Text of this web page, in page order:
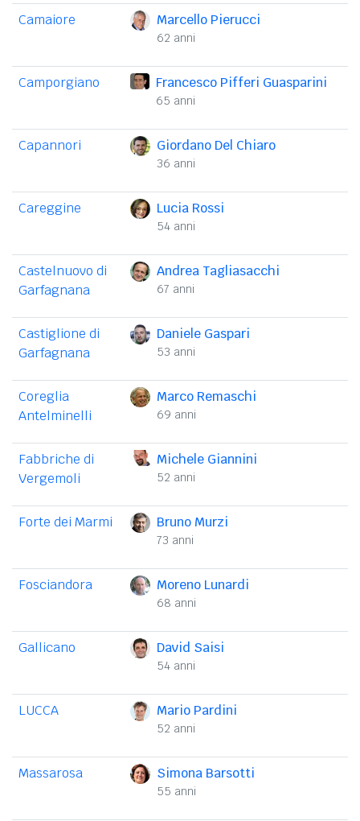
Camaiore Marcello Pierucci
62 anni
Camporgiano Francesco Pifferi Guasparini
65 anni
Capannori Giordano Del Chiaro
36 anni
Careggine Lucia Rossi
54 anni
Castelnuovo di
Garfagnana
Andrea Tagliasacchi
67 anni
Castiglione di
Garfagnana
Daniele Gaspari
53 anni
Coreglia
Antelminelli
Marco Remaschi
69 anni
Fabbriche di
Vergemoli
Michele Giannini
52 anni
Forte dei Marmi Bruno Murzi
73 anni
Fosciandora Moreno Lunardi
68 anni
Gallicano David Saisi
54 anni
LUCCA Mario Pardini
52 anni
Massarosa Simona Barsotti
55 anni